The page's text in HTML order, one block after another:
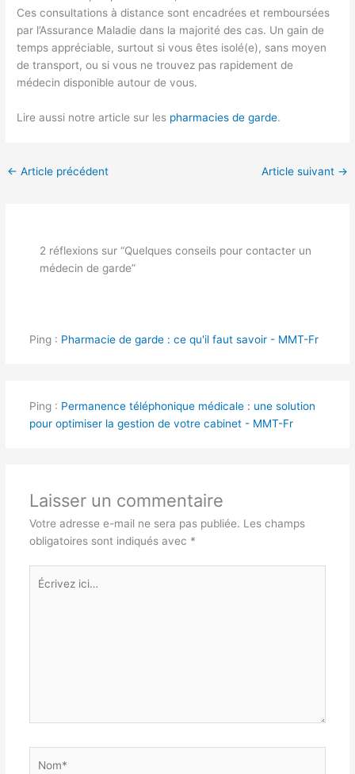
Ces consultations à distance sont encadrées et remboursées
par l’Assurance Maladie dans la majorité des cas. Un gain de
temps appréciable, surtout si vous êtes isolé(e), sans moyen
de transport, ou si vous ne trouvez pas rapidement de
médecin disponible autour de vous.
Lire aussi notre article sur les pharmacies de garde.
← Article précédent Article suivant →
2 réflexions sur “Quelques conseils pour contacter un
médecin de garde”
Ping : Pharmacie de garde : ce qu'il faut savoir - MMT-Fr
Ping : Permanence téléphonique médicale : une solution
pour optimiser la gestion de votre cabinet - MMT-Fr
Laisser un commentaire
Votre adresse e-mail ne sera pas publiée. Les champs
obligatoires sont indiqués avec *
Écrivez
ici…